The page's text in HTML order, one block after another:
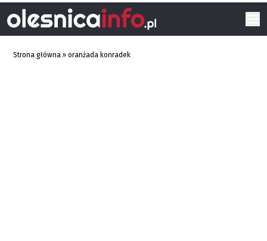
Strona główna »oranżada konradek